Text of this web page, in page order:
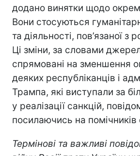
додано винятки щодо
Вони стосуються
та діяльності, пов’язаної
Ці зміни, за словами
спрямовані на зменшення
деяких республіканців і
Трампа, які виступали за
у реалізації санкцій,
посилаючись на помічників
Термінові та важливі